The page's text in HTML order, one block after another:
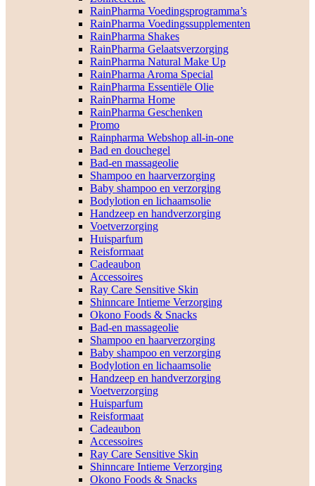
RainPharma Voedingsprogramma’s
RainPharma Voedingssupplementen
RainPharma Shakes
RainPharma Gelaatsverzorging
RainPharma Natural Make Up
RainPharma Aroma Special
RainPharma Essentiële Olie
RainPharma Home
RainPharma Geschenken
Promo
Rainpharma Webshop all-in-one
Bad en douchegel
Bad-en massageolie
Shampoo en haarverzorging
Baby shampoo en verzorging
Bodylotion en lichaamsolie
Handzeep en handverzorging
Voetverzorging
Huisparfum
Reisformaat
Cadeaubon
Accessoires
Ray Care Sensitive Skin
Shinncare Intieme Verzorging
Okono Foods & Snacks
Bad-en massageolie
Shampoo en haarverzorging
Baby shampoo en verzorging
Bodylotion en lichaamsolie
Handzeep en handverzorging
Voetverzorging
Huisparfum
Reisformaat
Cadeaubon
Accessoires
Ray Care Sensitive Skin
Shinncare Intieme Verzorging
Okono Foods & Snacks